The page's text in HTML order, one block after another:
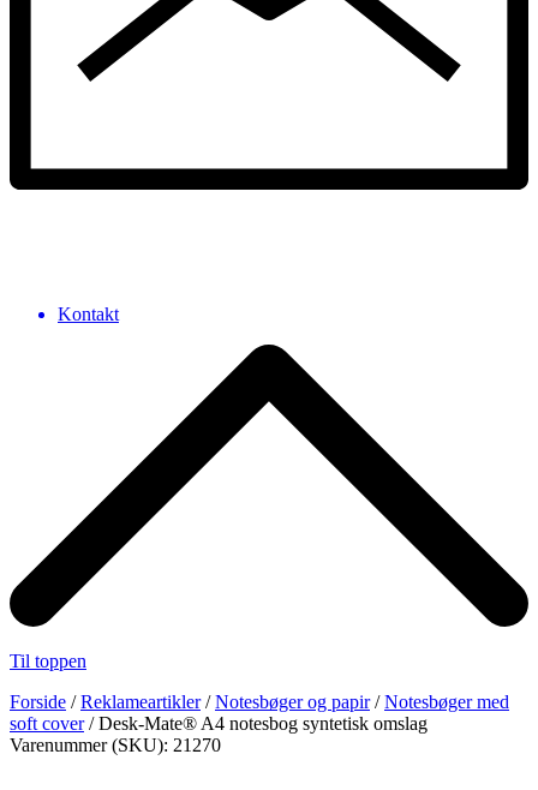
Kontakt
Til toppen
Forside /Reklameartikler/Notesbøger og papir/Notesbøger med
soft cover/ Desk-Mate® A4 notesbog syntetisk omslag
Varenummer (SKU): 21270